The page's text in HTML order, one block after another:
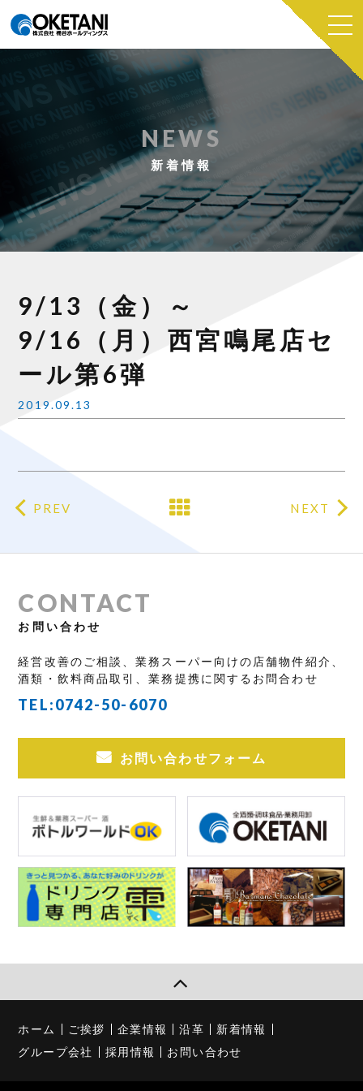
NEWS
新着情報
9/13（金）～
9/16（月）西宮鳴尾店セ
ール第6弾
2019.09.13
PREV NEXT
CONTACT
お問い合わせ
経営改善のご相談、業務スーパー向けの店舗物件紹介、
酒類・飲料商品取引、業務提携に関するお問合わせ
TEL:0742-50-6070
お問い合わせフォーム
ホーム ご挨拶 企業情報 沿革
新着情報
グループ会社
採用情報 お問い合わせ